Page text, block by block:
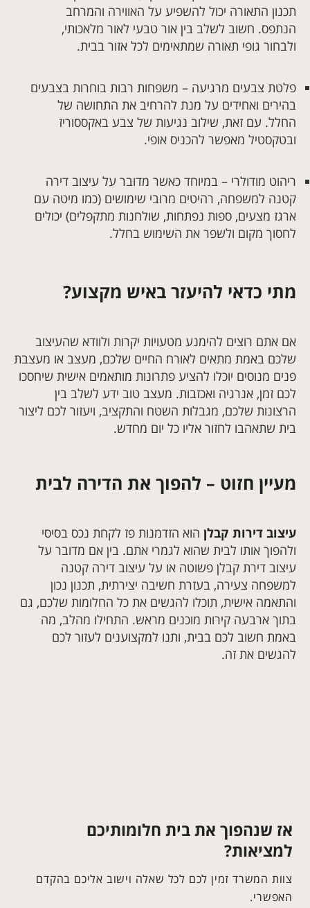
תכנון התאורה יכול להשפיע על האווירה והמרחב
הנתפס. חשוב לשלב בין אור טבעי לאור מלאכותי,
ולבחור גופי תאורה שמתאימים לכל אזור בבית.
פלטת צבעים מרגיעה – משפחות רבות בוחרות בצבעים
בהירים ואחידים על מנת להרחיב את התחושה של
החלל. עם זאת, שילוב נגיעות של צבע באקססוריז
ובטקסטיל מאפשר להכניס אופי.
ריהוט מודולרי – במיוחד כאשר מדובר על עיצוב דירה
קטנה למשפחה, רהיטים מרובי שימושים (כמו מיטה עם
ארגז מצעים, ספות נפתחות, שולחנות מתקפלים) יכולים
לחסוך מקום ולשפר את השימוש בחלל.
מתי כדאי להיעזר באיש מקצוע?
אם אתם רוצים להימנע מטעויות יקרות ולוודא שהעיצוב
שלכם באמת מתאים לאורח החיים שלכם, מעצב או מעצבת
פנים מנוסים יוכלו להציע פתרונות מותאמים אישית שיחסכו
לכם זמן, אנרגיה ואכזבות. מעצב טוב ידע לשלב בין
הרצונות שלכם, מגבלות השטח והתקציב, ויעזור לכם ליצור
בית שתאהבו לחזור אליו כל יום מחדש.
מעיין חזוט – להפוך את הדירה לבית
עיצוב דירות קבלן הוא הזדמנות פז לקחת נכס בסיסי
ולהפוך אותו לבית שהוא לגמרי אתם. בין אם מדובר על
עיצוב דירת קבלן פשוטה או על עיצוב דירה קטנה
למשפחה צעירה, בעזרת חשיבה יצירתית, תכנון נכון
והתאמה אישית, תוכלו להגשים את כל החלומות שלכם, גם
בתוך ארבעה קירות מוכנים מראש. התחילו מהלב, מה
באמת חשוב לכם בבית, ותנו למקצוענים לעזור לכם
להגשים את זה.
אז שנהפוך את בית חלומותיכם
למציאות?
צוות המשרד זמין לכם לכל שאלה וישוב אליכם בהקדם
האפשרי.